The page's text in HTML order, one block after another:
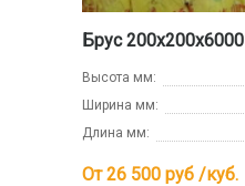
Брус 200х200х6000
Высота мм:
Ширина мм:
Длина мм:
От 26 500 руб /куб.